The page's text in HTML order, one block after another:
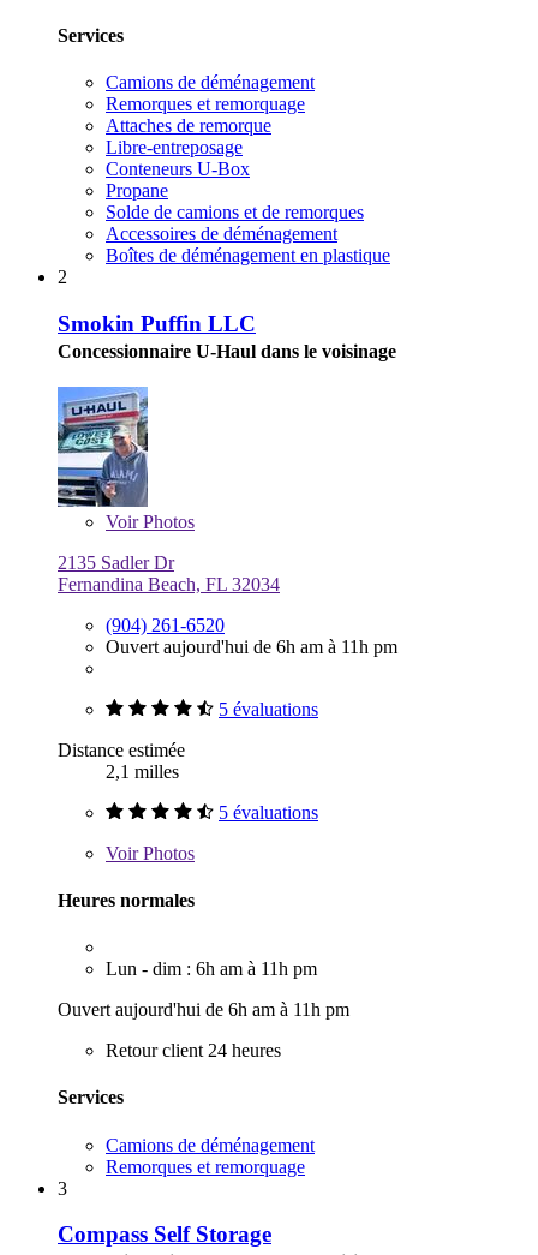
Services
Camions de déménagement
Remorques et remorquage
Attaches de remorque
Libre-entreposage
Conteneurs U-Box
Propane
Solde de camions et de remorques
Accessoires de déménagement
Boîtes de déménagement en plastique
2
Smokin Puffin LLC
Concessionnaire U-Haul dans le voisinage
VoirPhotos
2135 Sadler Dr
Fernandina Beach, FL 32034
(904) 261-6520
Ouvert aujourd'hui de 6h am à 11h pm
5 évaluations
Distance estimée
2,1 milles
5 évaluations
VoirPhotos
Heures normales
Lun - dim : 6h am à 11h pm
Ouvert aujourd'hui de 6h am à 11h pm
Retour client 24 heures
Services
Camions de déménagement
Remorques et remorquage
3
Compass Self Storage